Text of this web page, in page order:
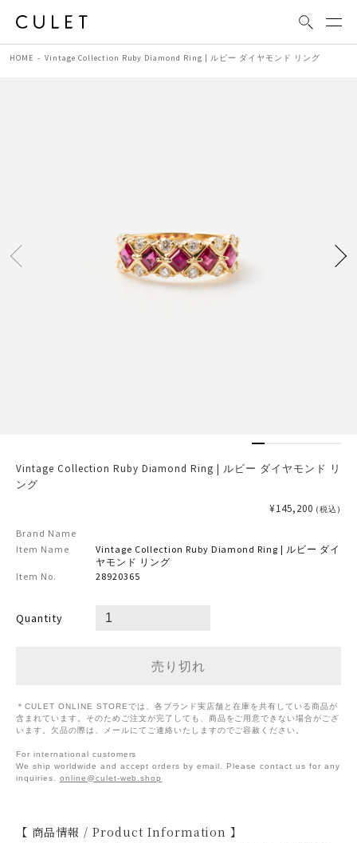
HOME Vintage Collection Ruby Diamond Ring | ルビー ダイヤモンド リング
Vintage Collection Ruby Diamond Ring | ルビー ダイヤモンド リ
ング
¥145,200 (税込)
Brand Name
Item Name
Vintage Collection Ruby Diamond Ring | ルビー ダイ
ヤモンド リング
Item No.
28920365
Quantity
＊CULET ONLINE STOREでは、各ブランド実店舗と在庫を共有している商品が
含まれています。そのためご注文が完了しても、商品をご用意できない場合がござ
います。欠品の際は、メールにてご連絡いたしますのでご容赦ください。
For international customers
We ship worldwide and accept orders by email. Please contact us for any
inquiries. online@culet-web.shop
【 商品情報 / Product Information 】